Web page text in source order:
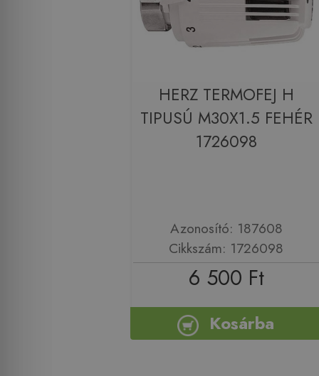
HERZ TERMOFEJ H
TIPUSÚ M30X1.5 FEHÉR
1726098
Azonosító: 187608
Cikkszám: 1726098
6 500 Ft
Kosárba